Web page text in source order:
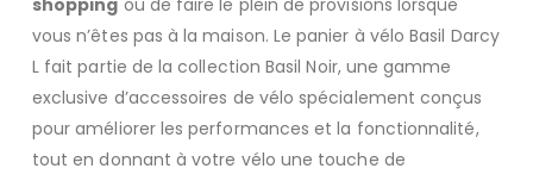
vous n’êtes pas à la maison. Le panier à vélo Basil Darcy
L fait partie de la collection Basil Noir, une gamme
exclusive d’accessoires de vélo spécialement conçus
pour améliorer les performances et la fonctionnalité,
tout en donnant à votre vélo une touche de